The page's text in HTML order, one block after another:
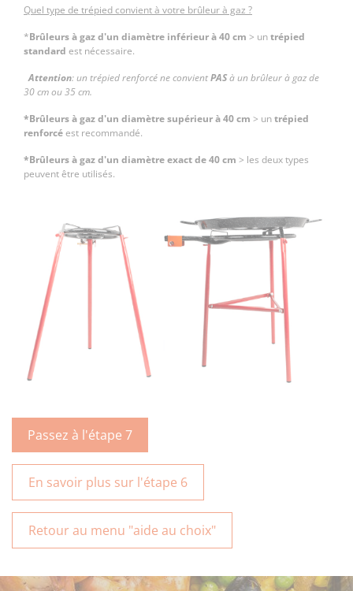
Quel type de trépied convient à votre brûleur à gaz ?
*Brûleurs à gaz d'un diamètre inférieur à 40 cm > untrépied
standard est nécessaire.
Attention: un trépied renforcé ne convientPASà un brûleur à gaz de
30 cm ou 35 cm.
*Brûleurs à gaz d'un diamètre supérieur à 40 cm > untrépied
renforcéest recommandé.
*Brûleurs à gaz d'un diamètre exact de 40 cm > les deux types
peuvent être utilisés.
Passez à l'étape 7
En savoir plus sur l'étape 6
Retour au menu "aide au choix"